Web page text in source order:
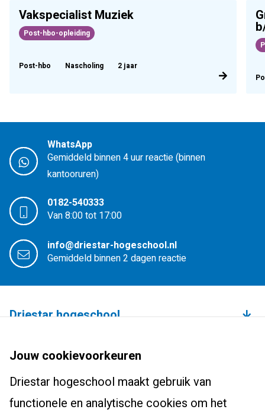
Vakspecialist Muziek
Post-hbo-opleiding
Post-hbo Nascholing 2 jaar
WhatsApp
Gemiddeld binnen 4 uur reactie (binnen
kantooruren)
0182-540333
Van 8:00 tot 17:00
info@driestar-hogeschool.nl
Gemiddeld binnen 2 dagen reactie
Driestar hogeschool
Studium Generale
Studentenhuisvesting
Onderzoekscentrum
Bachelors
Leraar basisonderwijs (pabo)
Leraar voortgezet onderwijs
Masters, Ad en post-hbo
Ad-PEP
Jouw cookievoorkeuren
Driestar hogeschool maakt gebruik van
functionele en analytische cookies om het